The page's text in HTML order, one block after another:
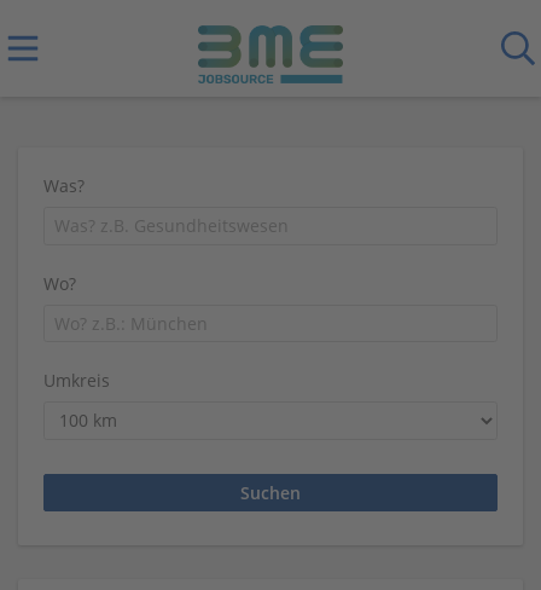
Was?
Wo?
Umkreis